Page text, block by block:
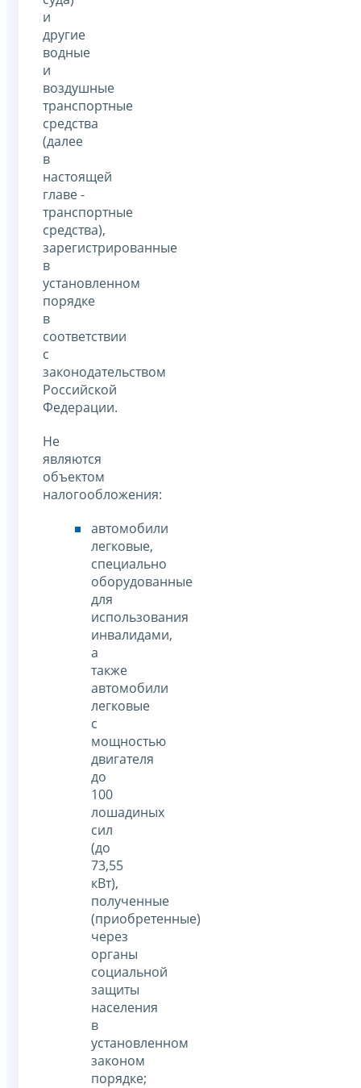
и
другие
водные
и
воздушные
транспортные
средства
(далее
в
настоящей
главе -
транспортные
средства),
зарегистрированные
в
установленном
порядке
в
соответствии
с
законодательством
Российской
Федерации.
Не
являются
объектом
налогообложения:
автомобили
легковые,
специально
оборудованные
для
использования
инвалидами,
а
также
автомобили
легковые
с
мощностью
двигателя
до
100
лошадиных
сил
(до
73,55
кВт),
полученные
(приобретенные)
через
органы
социальной
защиты
населения
в
установленном
законом
порядке;